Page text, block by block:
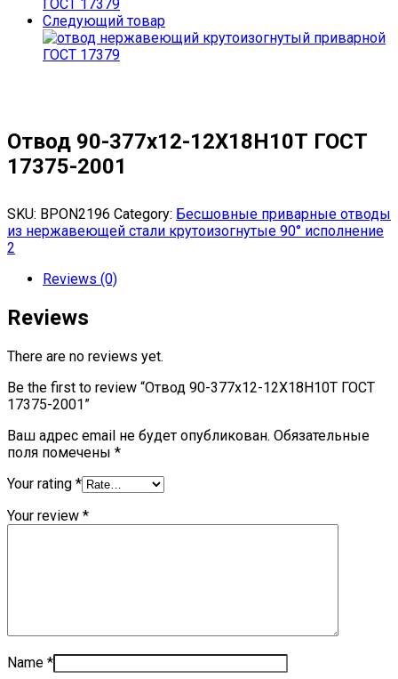
Следующий товар
Отвод 90-377х12-12Х18Н10Т ГОСТ
17375-2001
SKU: BPON2196 Category: Бесшовные приварные отводы
из нержавеющей стали крутоизогнутые 90° исполнение
2
Reviews (0)
Reviews
There are no reviews yet.
Be the first to review “Отвод 90-377х12-12Х18Н10Т ГОСТ
17375-2001”
Ваш адрес email не будет опубликован. Обязательные
поля помечены *
Your rating *
Your review *
Name *